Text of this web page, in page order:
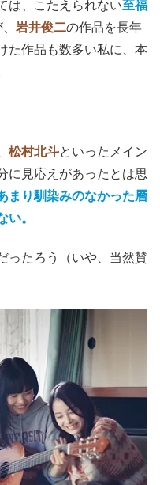
は、こたえられない至福
岩井俊二の作品を長年
た作品も数多い私に、本
松村北斗といったメイン
に見応えがあったとは思
まり馴染みのなかった層
い。
ったろう（いや、当然賛